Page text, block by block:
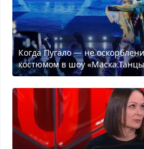
Когда Пугало — не
костюмом в шоу